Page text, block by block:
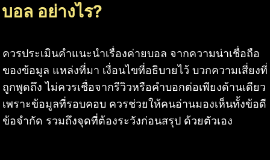
บอล อย่างไร?
ควรประเมินคำแนะนำเรื่องค่ายบอล จากความน่าเชื่อถือ
ของข้อมูล แหล่งที่มา เงื่อนไขที่อธิบายไว้ บวกความเสี่ยงที่
ถูกพูดถึง ไม่ควรเชื่อจากรีวิวหรือคำบอกต่อเพียงด้านเดียว
เพราะข้อมูลที่รอบคอบ ควรช่วยให้คนอ่านมองเห็นทั้งข้อดี
ข้อจำกัด รวมถึงจุดที่ต้องระวังก่อนสรุป ด้วยตัวเอง